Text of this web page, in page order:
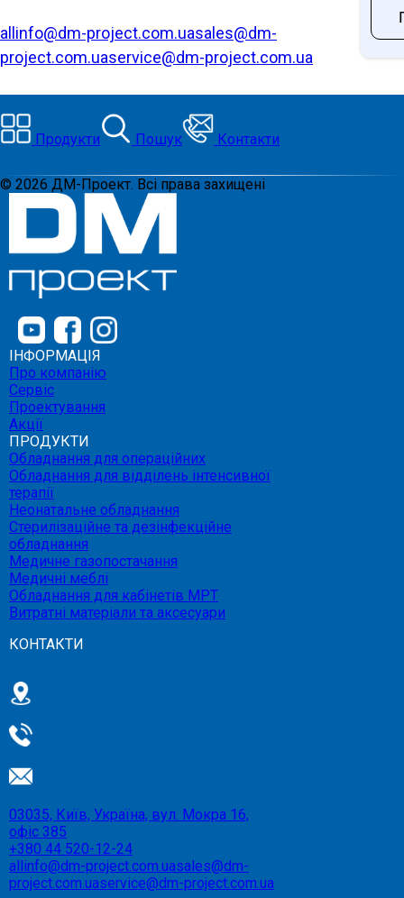
allinfo@dm-project.com.uasales@dm-
project.com.uaservice@dm-project.com.ua
Продукти Пошук Контакти
© 2026 ДМ-Проект. Всі права захищені
ІНФОРМАЦІЯ
Про компанію
Сервіс
Проектування
Акції
ПРОДУКТИ
Обладнання для операційних
Обладнання для відділень інтенсивної
терапії
Неонатальне обладнання
Стерилізаційне та дезінфекційне
обладнання
Медичне газопостачання
Медичні меблі
Обладнання для кабінетів МРТ
Витратні матеріали та аксесуари
КОНТАКТИ
03035, Київ, Україна, вул. Мокра 16,
офіс 385
+380 44 520-12-24
allinfo@dm-project.com.uasales@dm-
project.com.uaservice@dm-project.com.ua